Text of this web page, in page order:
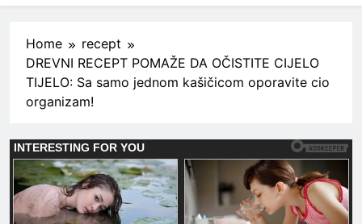
Home
recept
DREVNI RECEPT POMAŽE DA OČISTITE CIJELO
TIJELO: Sa samo jednom kašičicom oporavite cio
organizam!